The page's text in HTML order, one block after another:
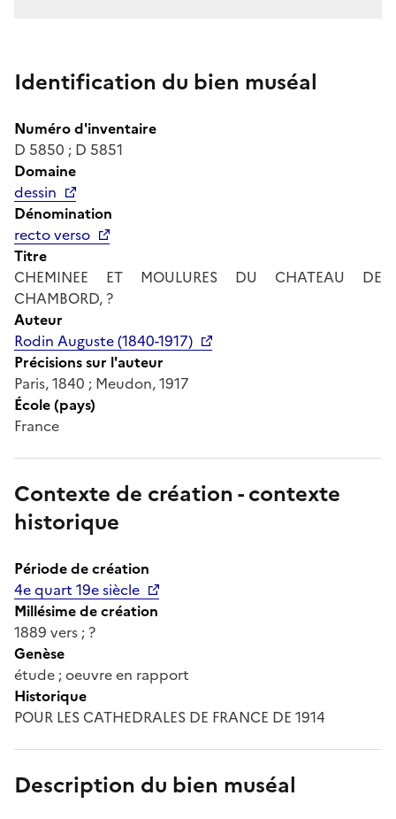
Identification du bien muséal
Numéro d'inventaire
D 5850 ; D 5851
Domaine
dessin
Dénomination
recto verso
Titre
CHEMINEE ET MOULURES DU CHATEAU DE
CHAMBORD, ?
Auteur
Rodin Auguste (1840-1917)
Précisions sur l'auteur
Paris, 1840 ; Meudon, 1917
École (pays)
France
Contexte de création - contexte
historique
Période de création
4e quart 19e siècle
Millésime de création
1889 vers ; ?
Genèse
étude ; oeuvre en rapport
Historique
POUR LES CATHEDRALES DE FRANCE DE 1914
Description du bien muséal